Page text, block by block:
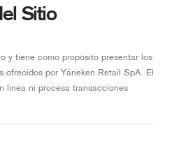
Sitio
y tiene como propósito presentar los
ofrecidos por Yáneken Retail SpA. El
línea ni procesa transacciones